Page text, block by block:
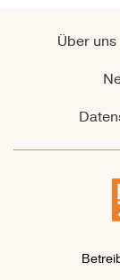
Über uns